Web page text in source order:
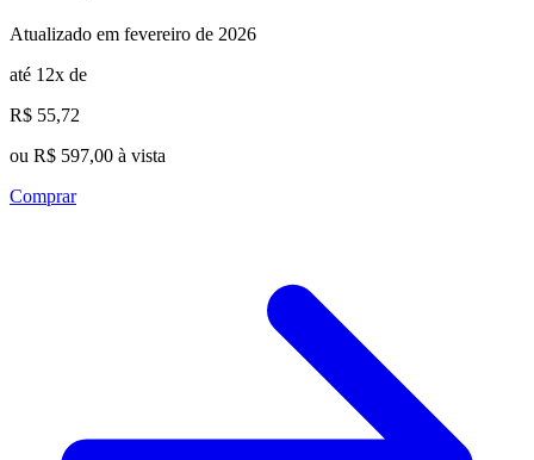
Atualizado em fevereiro de 2026
até 12x de
R$ 55,72
ou R$ 597,00 à vista
Comprar